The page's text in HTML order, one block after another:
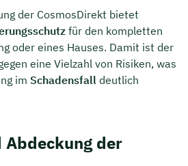
der CosmosDirekt bietet
für den kompletten
oder eines Hauses. Damit ist der
eine Vielzahl von Risiken, was
im Schadensfall deutlich
der